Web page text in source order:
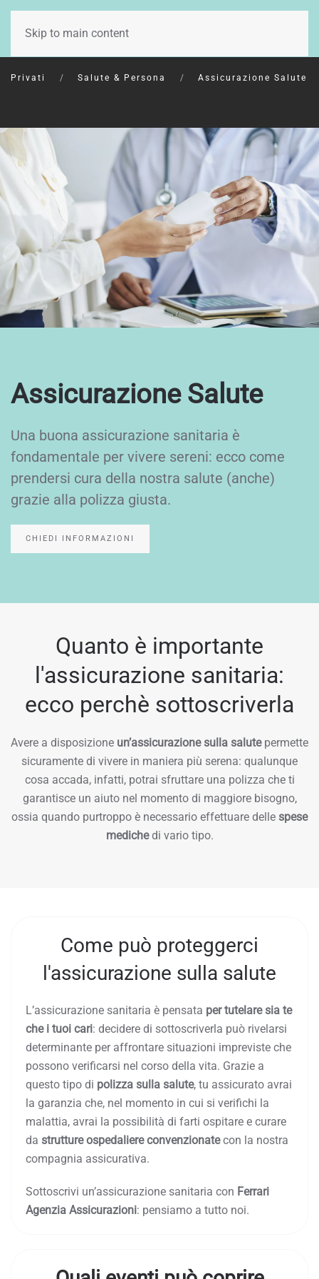
Skip to main content
Privati Salute & Persona Assicurazione Salute
Assicurazione Salute
Una buona assicurazione sanitaria è
fondamentale per vivere sereni: ecco come
prendersi cura della nostra salute (anche)
grazie alla polizza giusta.
CHIEDI INFORMAZIONI
Quanto è importante
l'assicurazione sanitaria:
ecco perchè sottoscriverla
Avere a disposizione un’assicurazione sulla salutepermette
sicuramente di vivere in maniera più serena: qualunque
cosa accada, infatti, potrai sfruttare una polizza che ti
garantisce un aiuto nel momento di maggiore bisogno,
ossia quando purtroppo è necessario effettuare delle spese
medichedi vario tipo.
Come può proteggerci
l'assicurazione sulla salute
L’assicurazione sanitaria è pensata per tutelare sia te
che i tuoi cari: decidere di sottoscriverla può rivelarsi
determinante per affrontare situazioni impreviste che
possono verificarsi nel corso della vita. Grazie a
questo tipo di polizza sulla salute, tu assicurato avrai
la garanzia che, nel momento in cui si verifichi la
malattia, avrai la possibilità di farti ospitare e curare
da strutture ospedaliere convenzionatecon la nostra
compagnia assicurativa.
Sottoscrivi un’assicurazione sanitaria con Ferrari
Agenzia Assicurazioni: pensiamo a tutto noi.